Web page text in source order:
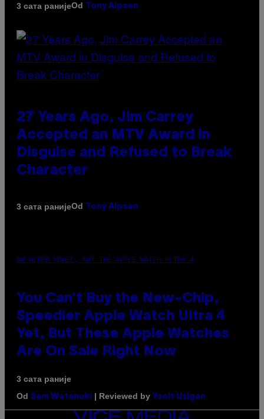
3 сата ранијеOd Tony Alpsen
27 Years Ago, Jim Carrey
Accepted an MTV Award in
Disguise and Refused to Break
Character
3 сата ранијеOd Tony Alpsen
AN OLDER MODEL, NOT THE APPLE WATCH ULTRA 4
You Can’t Buy the New-Chip,
Speedier Apple Watch Ultra 4
Yet, But These Apple Watches
Are On Sale Right Now
3 сата раније
Od Sam Watanuki | Reviewed by Ysolt Usigan
VICE